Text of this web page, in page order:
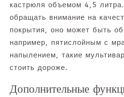
кастрюля объемом 4,5
обращать внимание на
покрытия, оно может быть
например, пятислойным с
напылением, такие
стоить дороже.
Дополнительные